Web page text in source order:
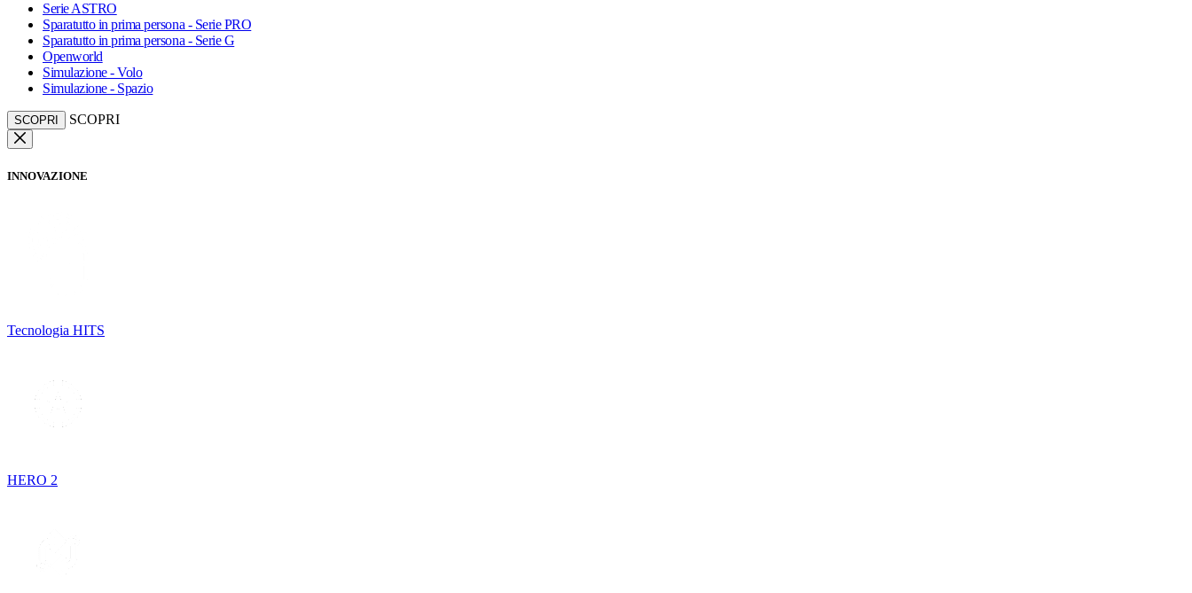
Serie ASTRO
Sparatutto in prima persona - Serie PRO
Sparatutto in prima persona - Serie G
Openworld
Simulazione - Volo
Simulazione - Spazio
SCOPRI SCOPRI
INNOVAZIONE
Tecnologia HITS
HERO 2